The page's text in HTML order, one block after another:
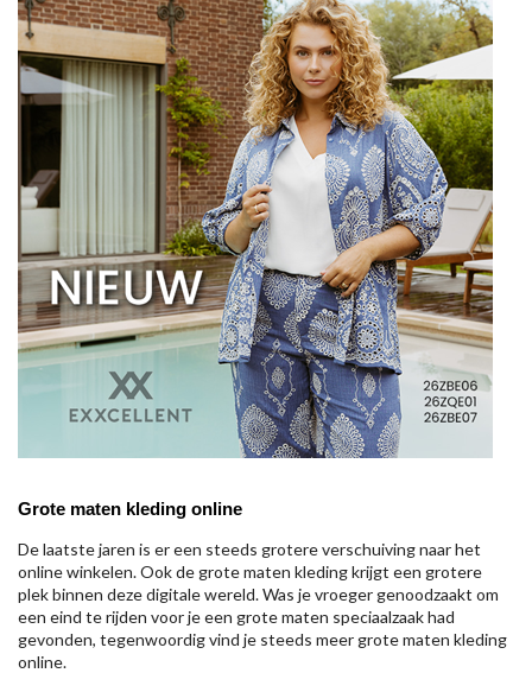
Grote maten kleding online
De laatste jaren is er een steeds grotere verschuiving naar het
online winkelen. Ook de grote maten kleding krijgt een grotere
plek binnen deze digitale wereld. Was je vroeger genoodzaakt om
een eind te rijden voor je een grote maten speciaalzaak had
gevonden, tegenwoordig vind je steeds meer grote maten kleding
online.